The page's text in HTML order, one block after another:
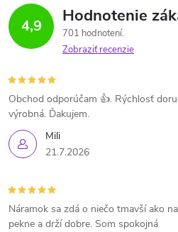
4,9 Hodnotenie
701 hodnotení
Zobraziť recenzie
Mili
21.7.2026
Obchod odporúčam 👍. Rýchlosť
výrobná. Ďakujem.
Náramok sa zdá o niečo tmavší ako
pekne a drží dobre. Som spokojná